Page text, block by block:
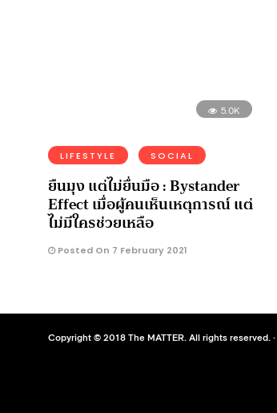
5.0K
LIFESTYLE SOCIAL
ยืนมุง แต่ไม่ยื่นมือ : Bystander
Effect เมื่อผู้คนเห็นเหตุการณ์ แต่
ไม่มีใครช่วยเหลือ
Posted On 7 February 2021
Copyright © 2018 The MATTER. All rights reserved. ·